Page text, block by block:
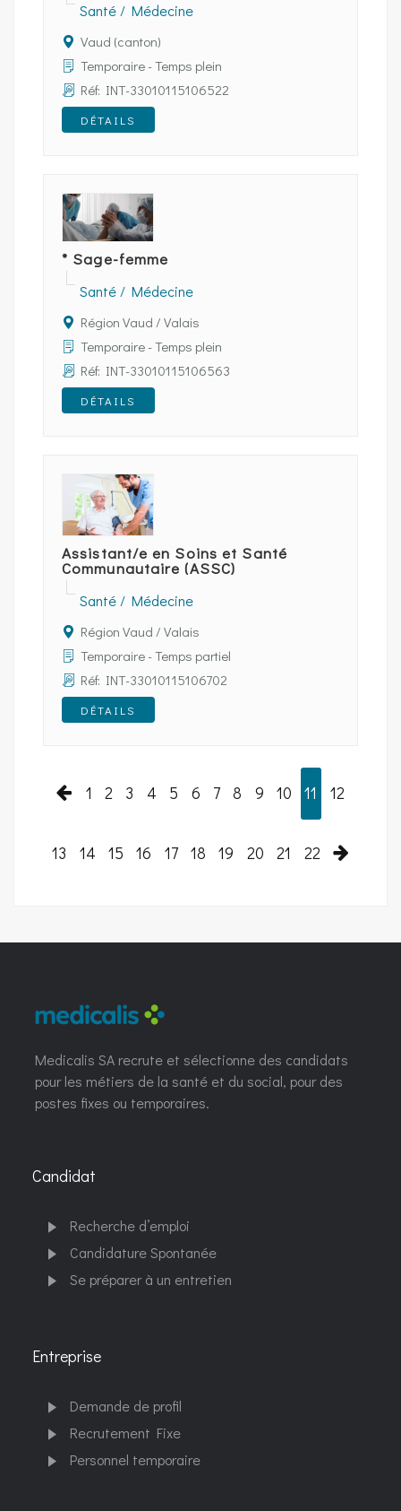
Santé / Médecine
Vaud (canton)
Temporaire - Temps plein
Réf: INT-33010115106522
DÉTAILS
* Sage-femme
Santé / Médecine
Région Vaud / Valais
Temporaire - Temps plein
Réf: INT-33010115106563
DÉTAILS
Assistant/e en Soins et Santé
Communautaire (ASSC)
Santé / Médecine
Région Vaud / Valais
Temporaire - Temps partiel
Réf: INT-33010115106702
DÉTAILS
1 2 3 4 5 6 7 8 9 10 11 12
13 14 15 16 17 18 19 20 21 22
Medicalis SA recrute et sélectionne des candidats
pour les métiers de la santé et du social, pour des
postes fixes ou temporaires.
Candidat
Recherche d’emploi
Candidature Spontanée
Se préparer à un entretien
Entreprise
Demande de profil
Recrutement Fixe
Personnel temporaire